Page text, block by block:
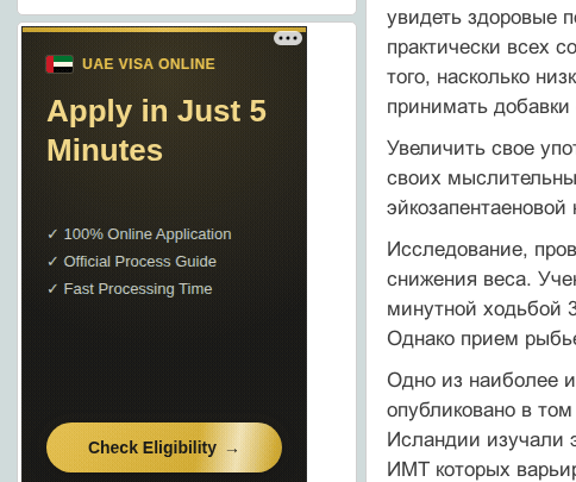
увидеть здоровые
практически всех
того, насколько
принимать
Увеличить свое
своих
Исследование,
снижения веса.
минутной ходьбой
Однако прием
Одно из наиболее
опубликовано в
Исландии изучали
ИМТ которых